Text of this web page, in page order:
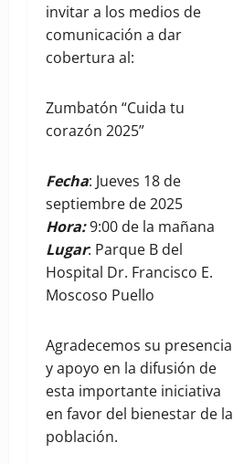
invitar a los medios de
comunicación a dar
cobertura al:
Zumbatón “Cuida tu
corazón 2025”
Fecha: Jueves 18 de
septiembre de 2025
Hora:9:00 de la mañana
Lugar: Parque B del
Hospital Dr. Francisco E.
Moscoso Puello
Agradecemos su presencia
y apoyo en la difusión de
esta importante iniciativa
en favor del bienestar de la
población.